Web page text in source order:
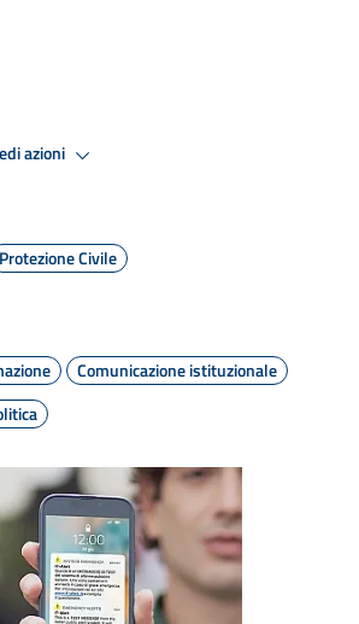
azioni
Protezione Civile
Comunicazione istituzionale